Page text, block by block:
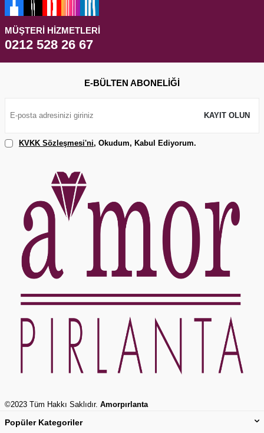
MÜŞTERI HIZMETLERI
0212 528 26 67
E-BÜLTEN ABONELIĞI
KAYIT OLUN
KVKK Sözleşmesi'ni, Okudum, Kabul Ediyorum.
©2023 Tüm Hakkı Saklıdır. Amorpırlanta
Popüler Kategoriler